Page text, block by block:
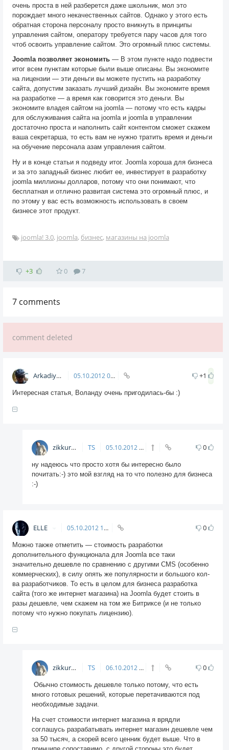
очень проста в ней разберется даже школьник, мол это
порождает много некачественных сайтов. Однако у этого есть
обратная сторона персоналу просто вникнуть в принципы
управления сайтом, оператору требуется пару часов для того
чтоб освоить управление сайтом. Это огромный плюс системы.
Joomla позволяет экономить — В этом пункте надо подвести
итог всем пунктам которые были выше описаны. Вы экономите
на лицензии — эти деньги вы можете пустить на разработку
сайта, допустим заказать лучший дизайн. Вы экономите время
на разработке — а время как говорится это деньги. Вы
экономите владея сайтом на joomla — потому что есть кадры
для обслуживания сайта на joomla и joomla в управлении
достаточно проста и наполнить сайт контентом сможет скажем
ваша секретарша, то есть вам не нужно тратить время и деньги
на обучение персонала азам управления сайтом.
Ну и в конце статьи я подведу итог. Joomla хороша для бизнеса
и за это западный бизнес любит ее, инвестирует в разработку
joomla миллионы долларов, потому что они понимают, что
бесплатная и отлично развитая система это огромный плюс, и
по этому у вас есть возможность использовать в своем
бизнесе этот продукт.
joomla! 3.0, joomla, бизнес, магазины на joomla
+3 0 7
7 comments
comment deleted
Arkadiy 05.10.2012 04:58 +1
Интересная статья, Воланду очень пригодилась-бы :)
zikkuratvk TS 05.10.2012 07:05 0
ну надеюсь что просто хотя бы интересно было
почитать:-) это мой взгляд на то что полезно для бизнеса
:-)
ELLE 05.10.2012 13:16 0
Можно также отметить — стоимость разработки
дополнительного функционала для Joomla все таки
значительно дешевле по сравнению с другими CMS (особенно
коммерческих), в силу опять же популярности и большого кол-
ва разработчиков. То есть в целом для бизнеса разработка
сайта (того же интернет магазина) на Joomla будет стоить в
разы дешевле, чем скажем на том же Битриксе (и не только
потому что нужно покупать лицензию).
zikkuratvk TS 06.10.2012 06:18 0
Обычно стоимость дешевле только потому, что есть
много готовых решений, которые перетачиваются под
необходимые задачи.
На счет стоимости интернет магазина я врядли
соглашусь разрабатывать интернет магазин дешевле чем
за 50 тысяч, а скорей всего ценник будет выше. Что в
принципе сопоставимо, с другой стороны это будет